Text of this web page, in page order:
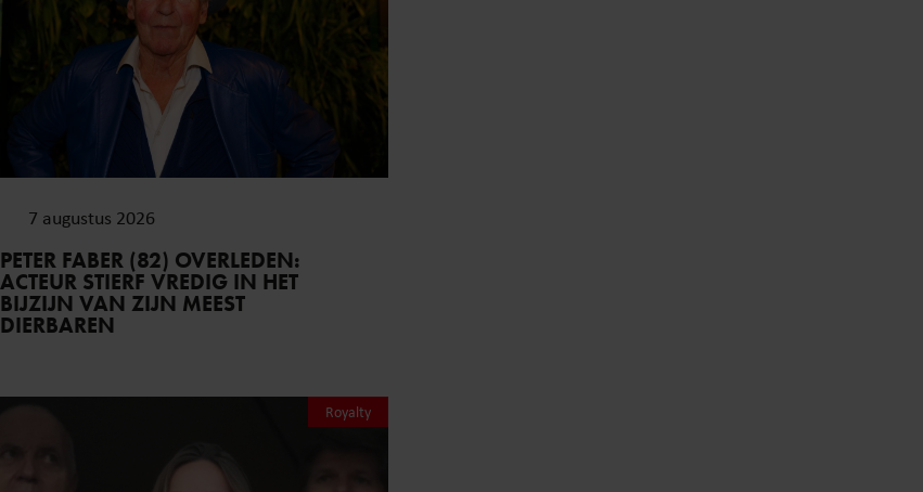
7 augustus 2026
PETER FABER (82) OVERLEDEN:
ACTEUR STIERF VREDIG IN HET
BIJZIJN VAN ZIJN MEEST
DIERBAREN
Royalty